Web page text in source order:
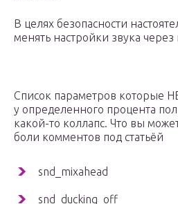
В целях безопасности
менять настройки звука
Список параметров которые
у определенного процента
какой-то коллапс. Что вы
боли комментов под статьёй
snd_mixahead
snd_ducking_off